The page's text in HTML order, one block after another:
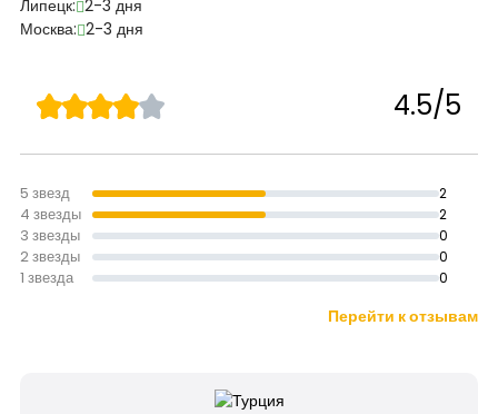
Липецк: 2-3 дня
Москва: 2-3 дня
4.5/5
5 звезд 2
4 звезды 2
3 звезды 0
2 звезды 0
1 звезда 0
Перейти к отзывам